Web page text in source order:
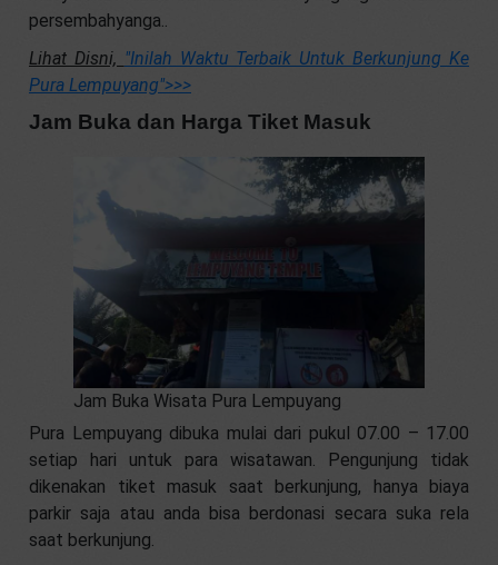
persembahyanga..
Lihat Disni, "Inilah Waktu Terbaik Untuk Berkunjung Ke
Pura Lempuyang">>>
Jam Buka dan Harga Tiket Masuk
Jam Buka Wisata Pura Lempuyang
Pura Lempuyang dibuka mulai dari pukul 07.00 – 17.00
setiap hari untuk para wisatawan. Pengunjung tidak
dikenakan tiket masuk saat berkunjung, hanya biaya
parkir saja atau anda bisa berdonasi secara suka rela
saat berkunjung.